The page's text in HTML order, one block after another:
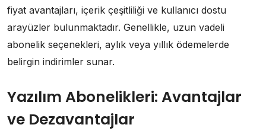
fiyat avantajları, içerik çeşitliliği ve kullanıcı dostu
arayüzler bulunmaktadır. Genellikle, uzun vadeli
abonelik seçenekleri, aylık veya yıllık ödemelerde
belirgin indirimler sunar.
Yazılım Abonelikleri: Avantajlar
ve Dezavantajlar